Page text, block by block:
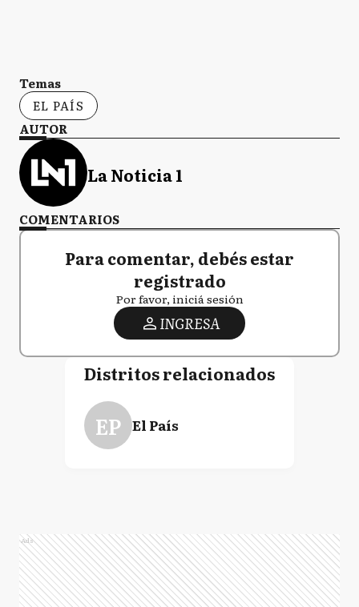
Temas
EL PAÍS
AUTOR
La Noticia 1
COMENTARIOS
Para comentar, debés estar
registrado
Por favor, iniciá sesión
INGRESA
Distritos relacionados
EP El País
Ads